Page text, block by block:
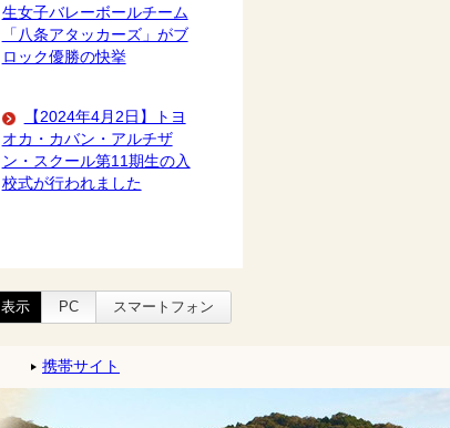
生女子バレーボールチーム
「八条アタッカーズ」がブ
ロック優勝の快挙
【2024年4月2日】トヨ
オカ・カバン・アルチザ
ン・スクール第11期生の入
校式が行われました
表示 PC スマートフォン
携帯サイト